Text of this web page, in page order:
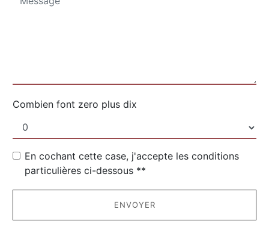
Combien font zero plus dix
En cochant cette case, j'accepte les conditions
particulières ci-dessous **
ENVOYER